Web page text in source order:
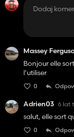
Massey
Bonjour elle
l’utiliser
0
Adrien03 6 lat
salut, elle sort
0